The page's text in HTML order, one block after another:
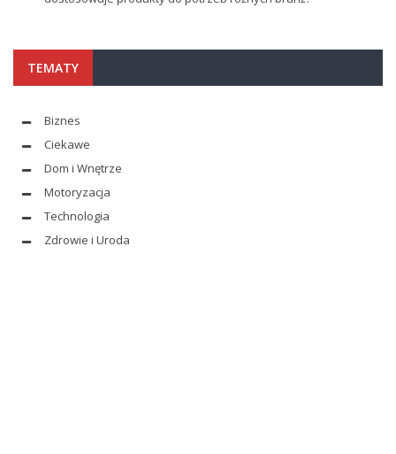
TEMATY
Biznes
Ciekawe
Dom i Wnętrze
Motoryzacja
Technologia
Zdrowie i Uroda